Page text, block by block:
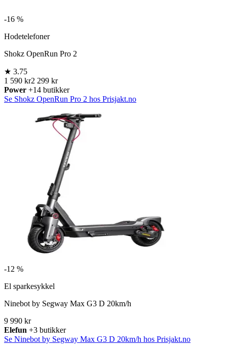
-16 %
Hodetelefoner
Shokz OpenRun Pro 2
★ 3.75
1 590 kr2 299 kr
Power +14 butikker
Se Shokz OpenRun Pro 2 hos Prisjakt.no
-12 %
El sparkesykkel
Ninebot by Segway Max G3 D 20km/h
9 990 kr
Elefun +3 butikker
Se Ninebot by Segway Max G3 D 20km/h hos Prisjakt.no